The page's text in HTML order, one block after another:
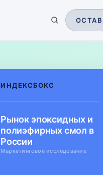
ИНДЕКСБОКС
Рынок эпоксидных и
полиэфирных смол в
России
Маркетинговое исследование